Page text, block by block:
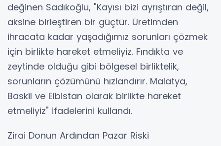
değinen Sadıkoğlu, "Kayısı bizi ayrıştıran değil,
aksine birleştiren bir güçtür. Üretimden
ihracata kadar yaşadığımız sorunları çözmek
için birlikte hareket etmeliyiz. Fındıkta ve
zeytinde olduğu gibi bölgesel birliktelik,
sorunların çözümünü hızlandırır. Malatya,
Baskil ve Elbistan olarak birlikte hareket
etmeliyiz" ifadelerini kullandı.
Zirai Donun Ardından Pazar Riski